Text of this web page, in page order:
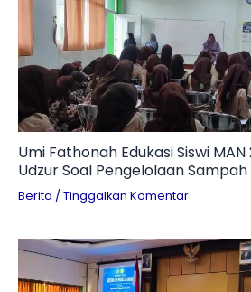
Umi Fathonah Edukasi Siswi
Udzur Soal Pengelolaan
Otomotif
Berita / Tinggalkan Komentar